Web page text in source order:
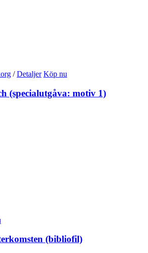
/ Detaljer Köp nu
(specialutgåva: motiv 1)
(bibliofil)